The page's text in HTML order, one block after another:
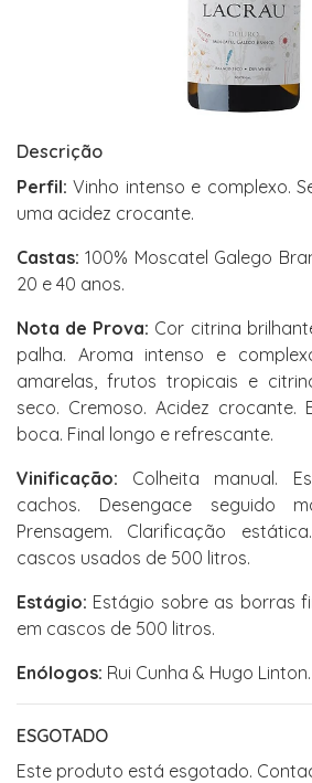
Descrição
Perfil: Vinho intenso e complexo.
uma acidez crocante.
Castas: 100% Moscatel Galego
20 e 40 anos.
Nota de Prova: Cor citrina
palha. Aroma intenso e
amarelas, frutos tropicais e
seco. Cremoso. Acidez crocante.
boca. Final longo e refrescante.
Vinificação: Colheita manual.
cachos. Desengace seguido
Prensagem. Clarificação
cascos usados de 500 litros.
Estágio: Estágio sobre as borras
em cascos de 500 litros.
Enólogos: Rui Cunha & Hugo Linton.
ESGOTADO
Este produto está esgotado.